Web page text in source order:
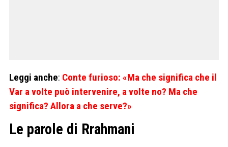
Leggi anche: Conte furioso: «Ma che significa che il
Var a volte può intervenire, a volte no? Ma che
significa? Allora a che serve?»
Le parole di Rrahmani